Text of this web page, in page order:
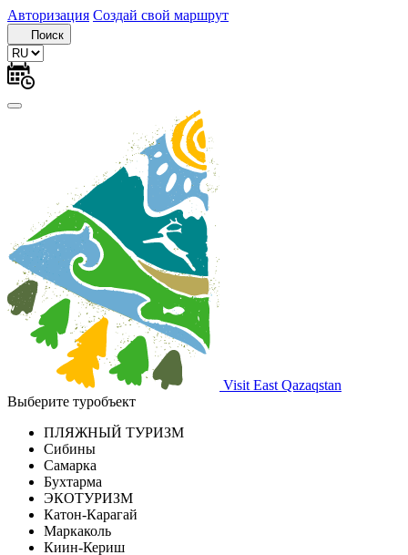
Авторизация Создай свой маршрут
Поиск
Visit East Qazaqstan
Выберите туробъект
ПЛЯЖНЫЙ ТУРИЗМ
Сибины
Самарка
Бухтарма
ЭКОТУРИЗМ
Катон-Карагай
Маркаколь
Киин-Кериш